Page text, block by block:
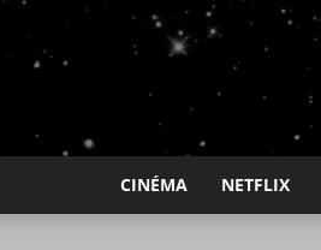
CINÉMA NETFLIX